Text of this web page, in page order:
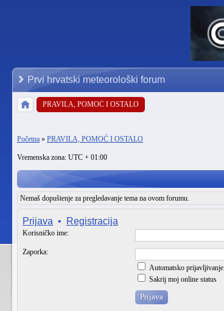
Prvi hrvatski meteorološki forum
PRAVILA, POMOĆ I OSTALO
Početna » PRAVILA, POMOĆ I OSTALO
Vremenska zona: UTC + 01:00
Nemaš dopuštenje za pregledavanje tema na ovom forumu.
Prijava • Registracija
Korisničko ime:
Zaporka:
Automatsko prijavljivanje
Sakrij moj online status